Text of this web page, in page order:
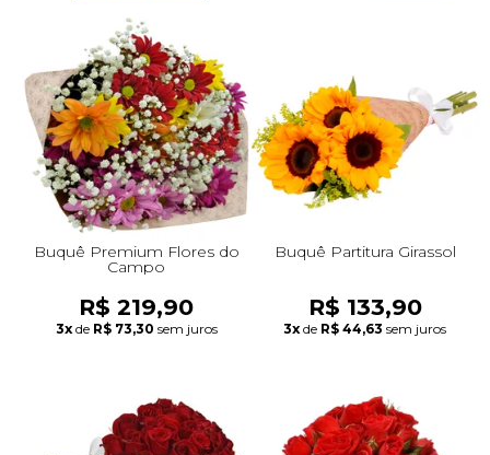
Buquê Premium Flores do
Campo
R$ 219,90
3x de R$ 73,30 sem juros
Buquê Partitura Girassol
R$ 133,90
3x de R$ 44,63 sem juros